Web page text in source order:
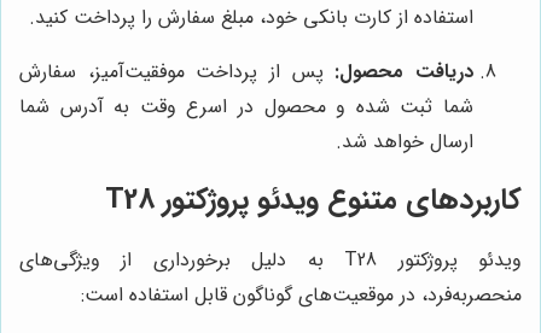
استفاده از کارت بانکی خود، مبلغ سفارش را پرداخت کنید.
دریافت محصول: پس از پرداخت موفقیت‌آمیز، سفارش
شما ثبت شده و محصول در اسرع وقت به آدرس شما
ارسال خواهد شد.
کاربردهای متنوع ویدئو پروژکتور T28
ویدئو پروژکتور T28 به دلیل برخورداری از ویژگی‌های
منحصربه‌فرد، در موقعیت‌های گوناگون قابل استفاده است: